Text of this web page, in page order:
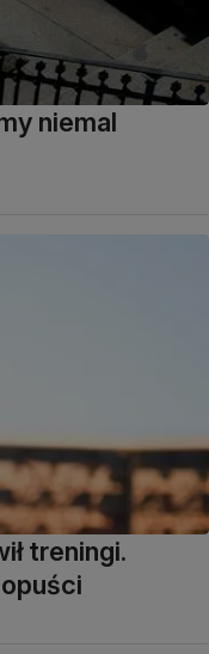
niemal
treningi.